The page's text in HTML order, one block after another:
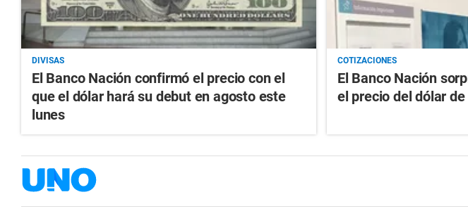
DIVISAS
El Banco Nación confirmó el precio con el
que el dólar hará su debut en agosto este
lunes
COTIZACIONES
El Banco Nación
el precio del dólar